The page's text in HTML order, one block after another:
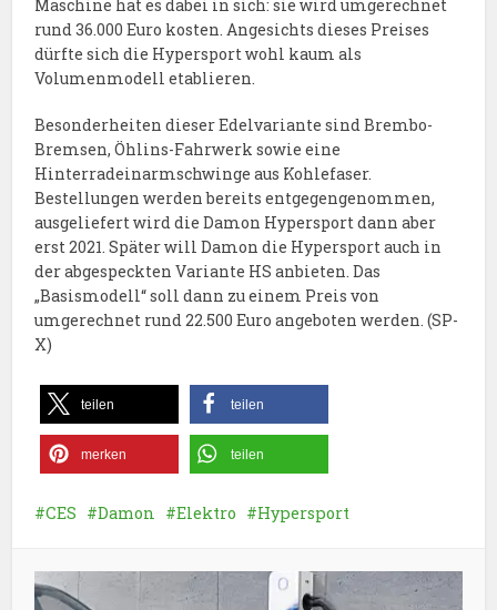
Maschine hat es dabei in sich: sie wird umgerechnet
rund 36.000 Euro kosten. Angesichts dieses Preises
dürfte sich die Hypersport wohl kaum als
Volumenmodell etablieren.
Besonderheiten dieser Edelvariante sind Brembo-
Bremsen, Öhlins-Fahrwerk sowie eine
Hinterradeinarmschwinge aus Kohlefaser.
Bestellungen werden bereits entgegengenommen,
ausgeliefert wird die Damon Hypersport dann aber
erst 2021. Später will Damon die Hypersport auch in
der abgespeckten Variante HS anbieten. Das
„Basismodell“ soll dann zu einem Preis von
umgerechnet rund 22.500 Euro angeboten werden. (SP-
X)
teilen teilen
merken teilen
CES Damon Elektro Hypersport